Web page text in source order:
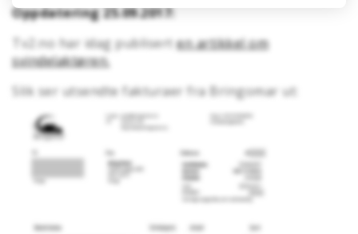
Oppdatering 25.09.2017:
Tv2.no har idag publiserten artikkel om
svindelaktøren.
Slik ser utsendte fakturaer fra Bringomar ut: